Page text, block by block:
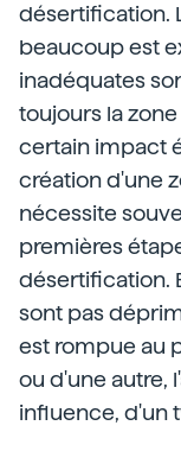
désertification.
beaucoup est
inadéquates
toujours la
certain impact
création d'une
nécessite
premières
désertification.
sont pas
est rompue au
ou d'une autre,
influence, d'un